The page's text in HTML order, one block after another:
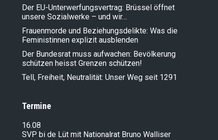
Der EU-Unterwerfungsvertrag: Brüssel öffnet
unsere Sozialwerke – und wir…
Frauenmorde und Beziehungsdelikte: Was die
Feministinnen explizit ausblenden
Der Bundesrat muss aufwachen: Bevölkerung
schützen heisst Grenzen schützen!
Tell, Freiheit, Neutralität: Unser Weg seit 1291
Termine
16.08
SVP bi de Lüt mit Nationalrat Bruno Walliser